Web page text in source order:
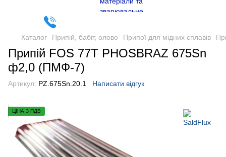
Каталог Припій, бабіт, олово Припої для мідних сплавів
Припій FOS 77T PHOSBRAZ 675Sn
ф2,0 (ПМФ-7)
Артикул: PZ.675Sn.20.1 Написати відгук
ЦІНА З ПДВ